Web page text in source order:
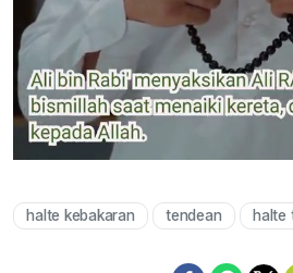
halte kebakaran tendean halte